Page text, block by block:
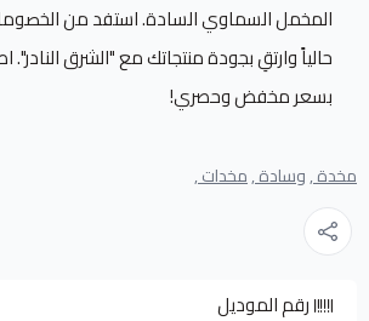
المخمل السماوي السادة. استفد من
حالياً وارتقِ بجودة منتجاتك مع "الشرق النادر".
بسعر مخفض وحصري!
مخدة ,وسادة ,مخدات ,
رقم الموديل